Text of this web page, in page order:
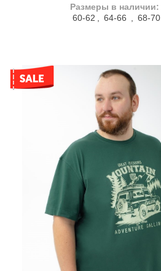
Размеры в наличии:
60-62
64-66 68-70